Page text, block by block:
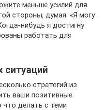
меньше усилий для
стороны, думая: «Я могу
нибудь я достигну
работать для
ситуаций
стратегий из
ваши позитивные
что делать с теми